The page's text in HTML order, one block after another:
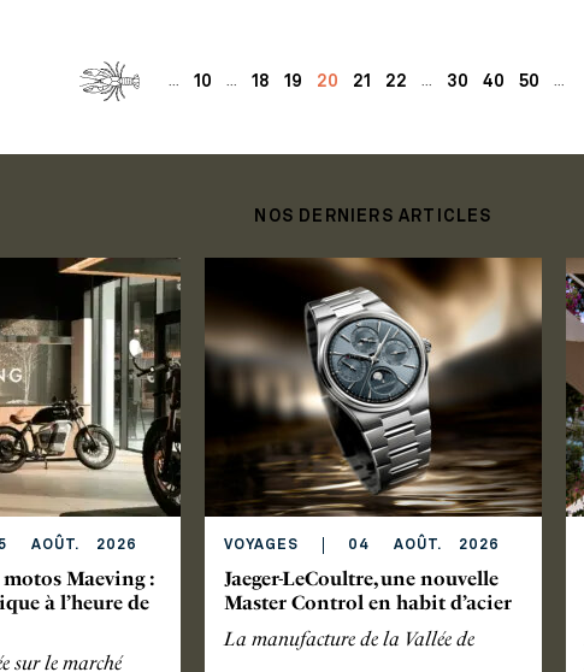
10 18 19 20 21 22 30 40 50
NOS DERNIERS ARTICLES
AOÛT. 2026
Maeving :
à l’heure de
sur le marché
VOYAGES 04 AOÛT. 2026
Jaeger-LeCoultre, une nouvelle
Master Control en habit d’acier
La manufacture de la Vallée de